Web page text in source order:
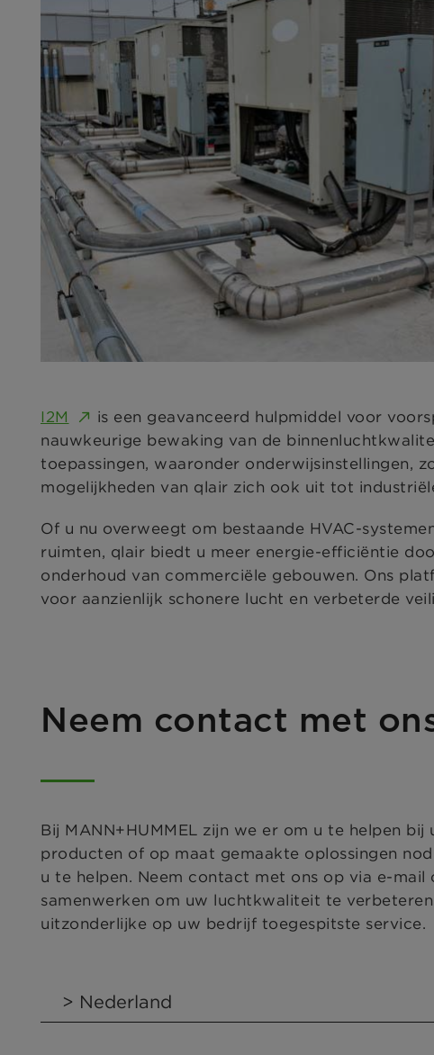
I2M
is een geavanceerd hulpmiddel voor
nauwkeurige bewaking van de
toepassingen, waaronder onderwijsinstellingen,
mogelijkheden van qlair zich ook uit tot
Of u nu overweegt om bestaande HVAC-
ruimten, qlair biedt u meer energie-efficiëntie
onderhoud van commerciële gebouwen. Ons
voor aanzienlijk schonere lucht en verbeterde
Neem contact met
Bij MANN+HUMMEL zijn we er om u te helpen
producten of op maat gemaakte oplossingen
u te helpen. Neem contact met ons op via e-
samenwerken om uw luchtkwaliteit te
uitzonderlijke op uw bedrijf toegespitste service.